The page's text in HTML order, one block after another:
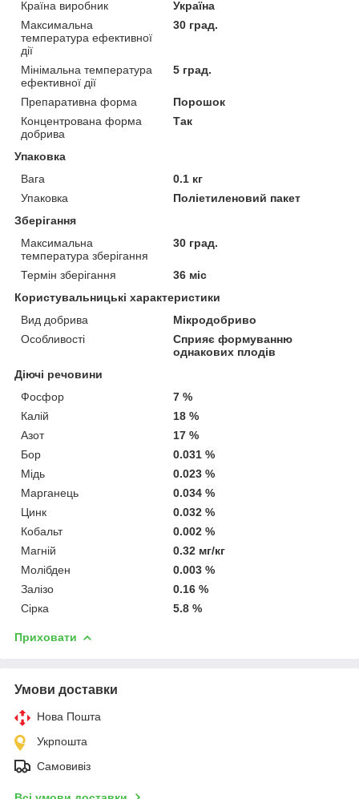
Країна виробник
Україна
Максимальна
температура ефективної
дії
30 град.
Мінімальна температура
ефективної дії
5 град.
Препаративна форма
Порошок
Концентрована форма
добрива
Так
Упаковка
Вага
0.1 кг
Упаковка
Поліетиленовий пакет
Зберігання
Максимальна
температура зберігання
30 град.
Термін зберігання
36 міс
Користувальницькі характеристики
Вид добрива
Мікродобриво
Особливості
Сприяє формуванню
однакових плодів
Діючі речовини
Фосфор
7 %
Калій
18 %
Азот
17 %
Бор
0.031 %
Мідь
0.023 %
Марганець
0.034 %
Цинк
0.032 %
Кобальт
0.002 %
Магній
0.32 мг/кг
Молібден
0.003 %
Залізо
0.16 %
Сірка
5.8 %
Приховати
Умови доставки
Нова Пошта
Укрпошта
Самовивіз